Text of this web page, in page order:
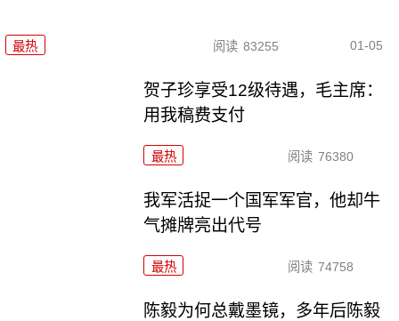
最热 阅读 83255 01-05
贺子珍享受12级待遇，毛主席：
用我稿费支付
最热 阅读 76380
我军活捉一个国军军官，他却牛
气摊牌亮出代号
最热 阅读 74758
陈毅为何总戴墨镜，多年后陈毅